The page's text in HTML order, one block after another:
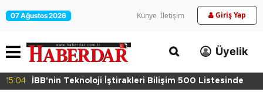
07 Ağustos 2026 Künye İletişim Giriş Yap
Üyelik
15:04 İBB'nin Teknoloji İştirakleri Bilişim 500 Listesinde